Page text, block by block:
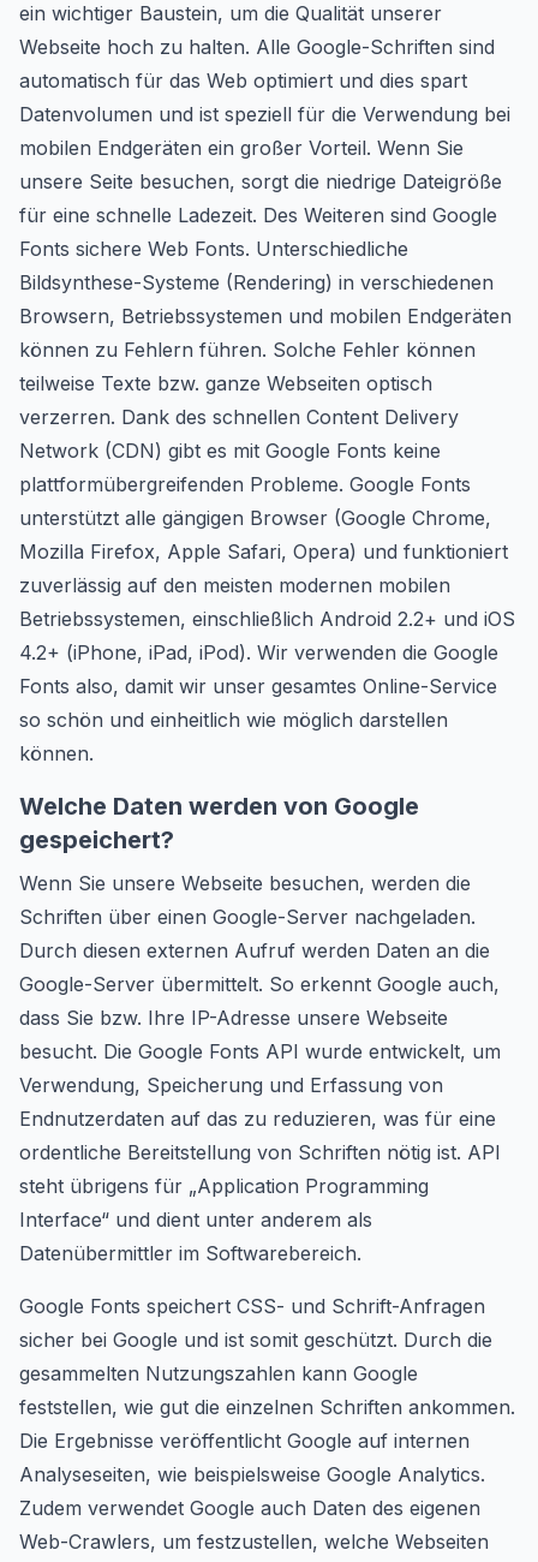
ein wichtiger Baustein, um die Qualität unserer
Webseite hoch zu halten. Alle Google-Schriften sind
automatisch für das Web optimiert und dies spart
Datenvolumen und ist speziell für die Verwendung bei
mobilen Endgeräten ein großer Vorteil. Wenn Sie
unsere Seite besuchen, sorgt die niedrige Dateigröße
für eine schnelle Ladezeit. Des Weiteren sind Google
Fonts sichere Web Fonts. Unterschiedliche
Bildsynthese-Systeme (Rendering) in verschiedenen
Browsern, Betriebssystemen und mobilen Endgeräten
können zu Fehlern führen. Solche Fehler können
teilweise Texte bzw. ganze Webseiten optisch
verzerren. Dank des schnellen Content Delivery
Network (CDN) gibt es mit Google Fonts keine
plattformübergreifenden Probleme. Google Fonts
unterstützt alle gängigen Browser (Google Chrome,
Mozilla Firefox, Apple Safari, Opera) und funktioniert
zuverlässig auf den meisten modernen mobilen
Betriebssystemen, einschließlich Android 2.2+ und iOS
4.2+ (iPhone, iPad, iPod). Wir verwenden die Google
Fonts also, damit wir unser gesamtes Online-Service
so schön und einheitlich wie möglich darstellen
können.
Welche Daten werden von Google
gespeichert?
Wenn Sie unsere Webseite besuchen, werden die
Schriften über einen Google-Server nachgeladen.
Durch diesen externen Aufruf werden Daten an die
Google-Server übermittelt. So erkennt Google auch,
dass Sie bzw. Ihre IP-Adresse unsere Webseite
besucht. Die Google Fonts API wurde entwickelt, um
Verwendung, Speicherung und Erfassung von
Endnutzerdaten auf das zu reduzieren, was für eine
ordentliche Bereitstellung von Schriften nötig ist. API
steht übrigens für „Application Programming
Interface“ und dient unter anderem als
Datenübermittler im Softwarebereich.
Google Fonts speichert CSS- und Schrift-Anfragen
sicher bei Google und ist somit geschützt. Durch die
gesammelten Nutzungszahlen kann Google
feststellen, wie gut die einzelnen Schriften ankommen.
Die Ergebnisse veröffentlicht Google auf internen
Analyseseiten, wie beispielsweise Google Analytics.
Zudem verwendet Google auch Daten des eigenen
Web-Crawlers, um festzustellen, welche Webseiten